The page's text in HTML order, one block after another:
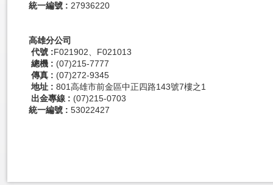
統一編號 : 27936220
高雄分公司
代號 :F021902、F021013
總機 : (07)215-7777
傳真 : (07)272-9345
地址 : 801高雄市前金區中正四路143號7樓之1
出金專線 : (07)215-0703
統一編號 : 53022427